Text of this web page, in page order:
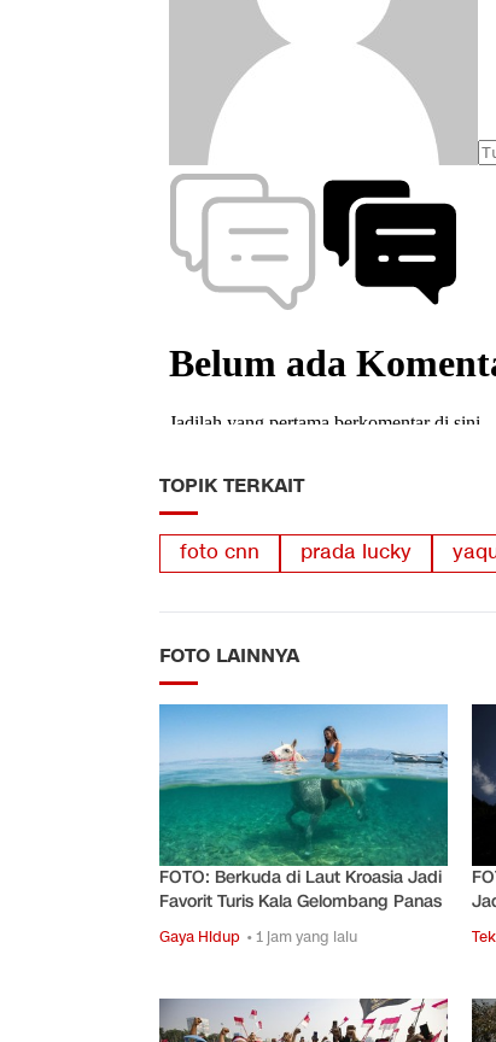
TOPIK TERKAIT
foto cnn prada lucky
FOTO LAINNYA
FOTO: Berkuda di Laut Kroasia Jadi
Favorit Turis Kala Gelombang Panas
Gaya Hidup • 1 jam yang lalu